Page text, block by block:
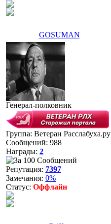
GOSUMAN
Генерал-полковник
Группа: Ветеран Расслабуха.ру
Сообщений: 988
Награды: 2
Репутация: 7397
Замечания: 0%
Статус: Оффлайн